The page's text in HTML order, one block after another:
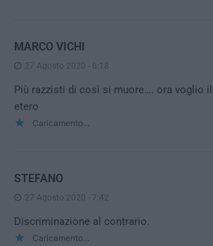
MARCO VICHI
27 Agosto 2020 - 6:18
Più razzisti di così si muore…. ora voglio
etero
Caricamento...
STEFANO
27 Agosto 2020 - 7:42
Discriminazione al contrario.
Caricamento...